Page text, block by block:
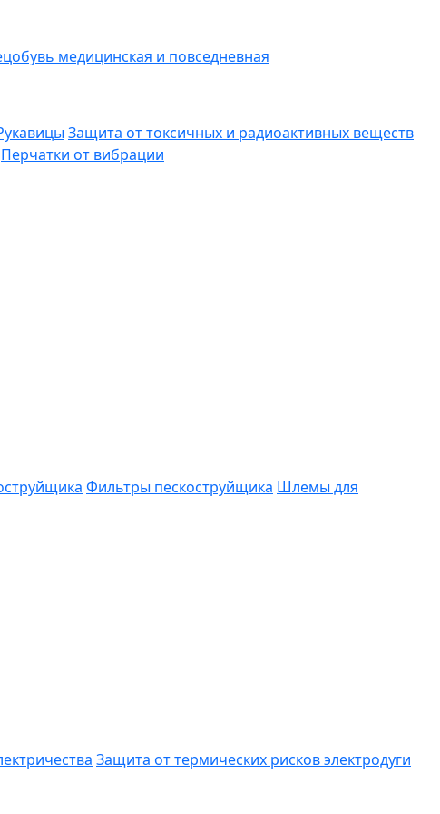
медицинская и повседневная
Защита от токсичных и радиоактивных веществ
Перчатки от вибрации
Фильтры пескоструйщика Шлемы для
Защита от термических рисков электродуги